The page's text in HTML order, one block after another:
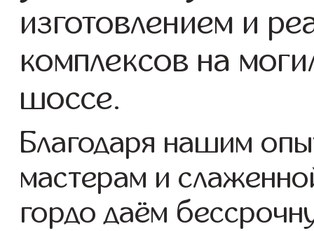
изготовлением и
комплексов на
шоссе.
Благодаря нашим
мастерам и
гордо даём